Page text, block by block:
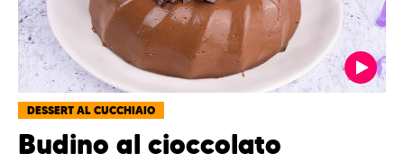
DESSERT AL CUCCHIAIO
Budino al cioccolato